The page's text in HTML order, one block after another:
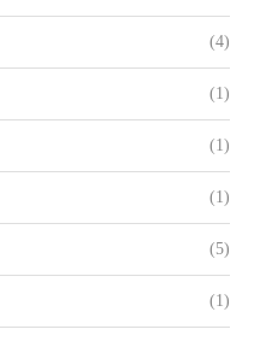
(4)
(1)
(1)
(1)
(5)
(1)